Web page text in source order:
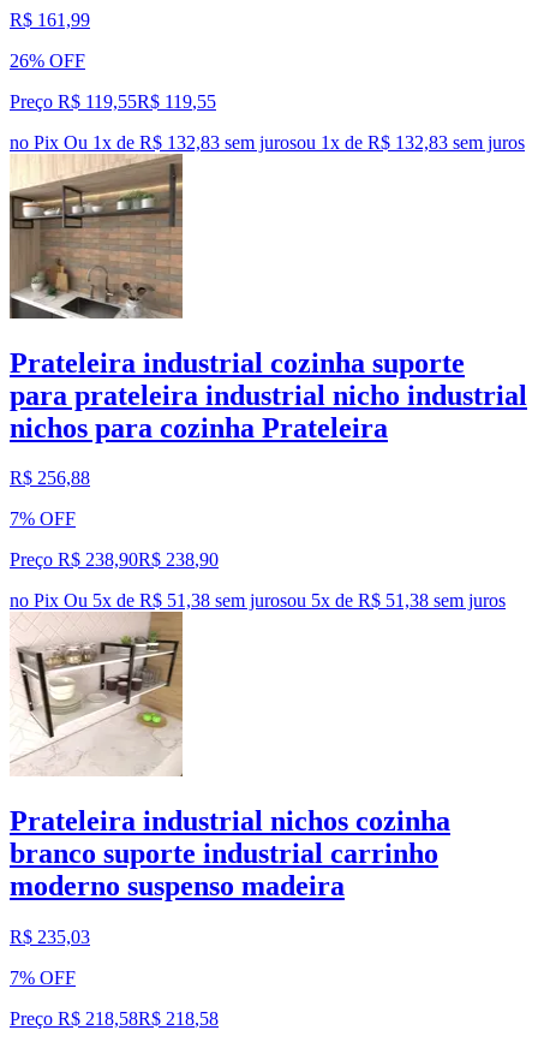
R$ 161,99
26% OFF
Preço R$ 119,55R$ 119,55
no Pix Ou 1x de R$ 132,83 sem jurosou 1x de R$ 132,83 sem juros
Prateleira industrial cozinha suporte
para prateleira industrial nicho industrial
nichos para cozinha Prateleira
R$ 256,88
7% OFF
Preço R$ 238,90R$ 238,90
no Pix Ou 5x de R$ 51,38 sem jurosou 5x de R$ 51,38 sem juros
Prateleira industrial nichos cozinha
branco suporte industrial carrinho
moderno suspenso madeira
R$ 235,03
7% OFF
Preço R$ 218,58R$ 218,58